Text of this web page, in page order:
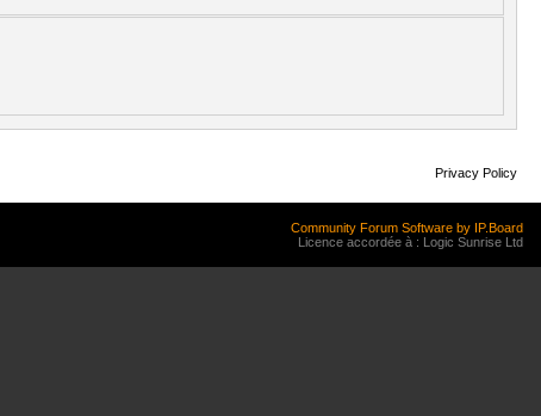
Privacy Policy
Community Forum Software by IP.Board
Licence accordée à : Logic Sunrise Ltd